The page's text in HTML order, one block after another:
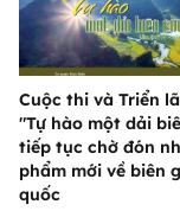
Cuộc thi và Triển
"Tự hào một dải
tiếp tục chờ đón
phẩm mới về biên
quốc